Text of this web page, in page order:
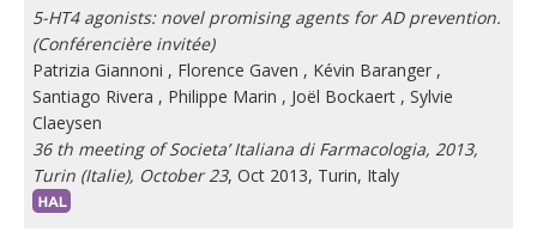
5-HT4 agonists: novel promising agents for AD prevention.
(Conférencière invitée)
Patrizia Giannoni , Florence Gaven , Kévin Baranger ,
Santiago Rivera , Philippe Marin , Joël Bockaert , Sylvie
Claeysen
36 th meeting of Societa’ Italiana di Farmacologia, 2013,
Turin (Italie), October 23, Oct 2013, Turin, Italy